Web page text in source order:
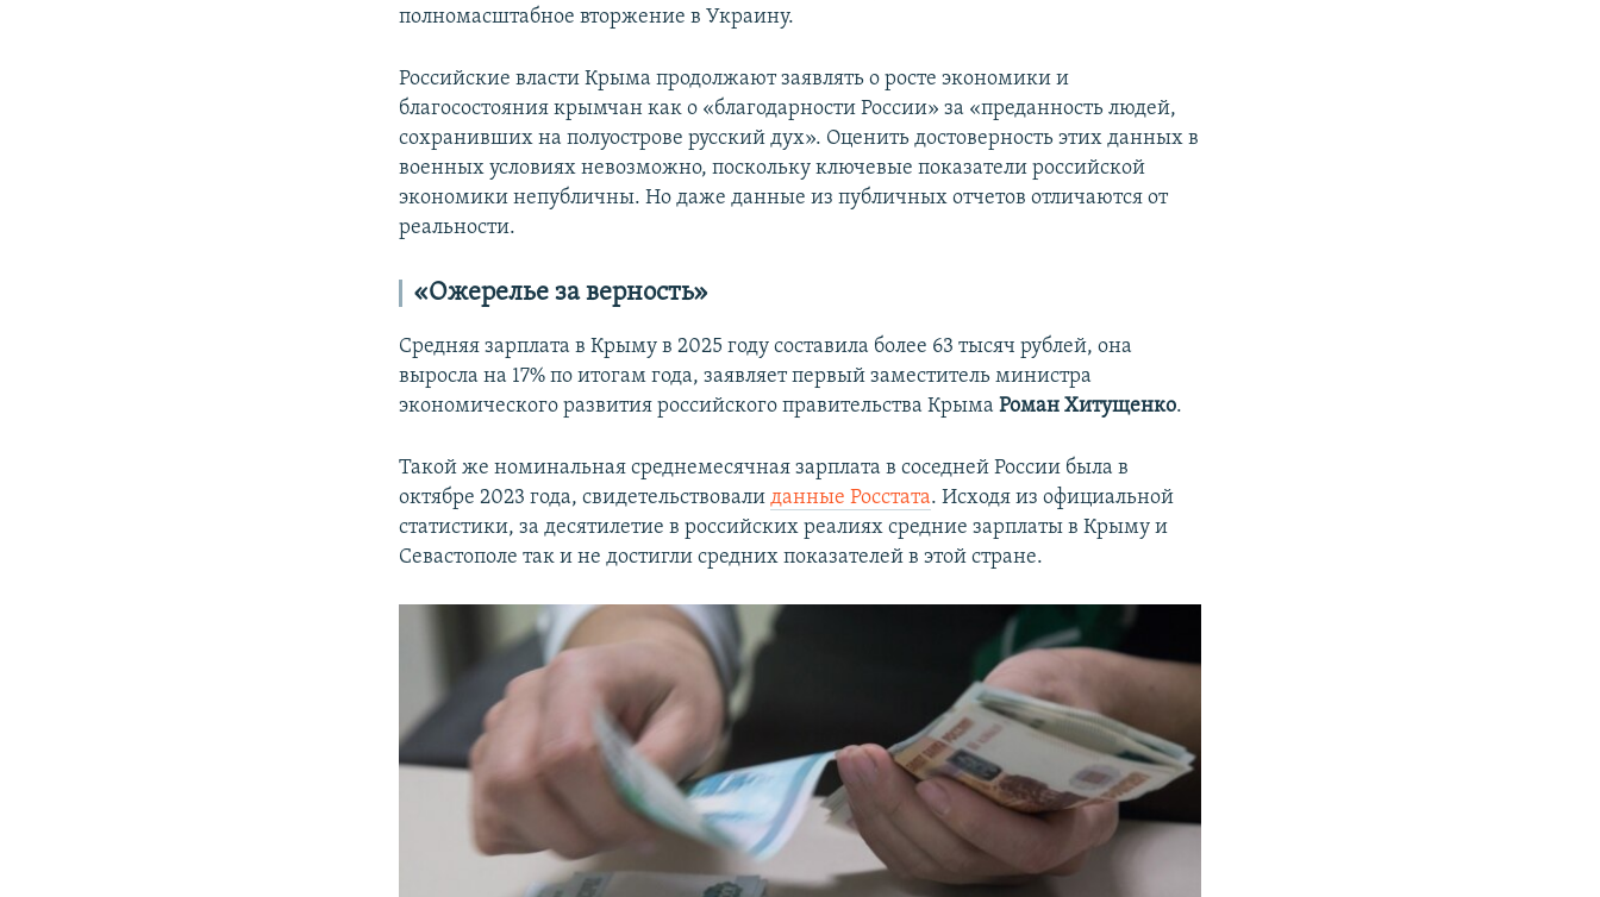
полномасштабное вторжение в Украину.
Российские власти Крыма продолжают заявлять о росте экономики и
благосостояния крымчан как о «благодарности России» за «преданность людей,
сохранивших на полуострове русский дух». Оценить достоверность этих данных в
военных условиях невозможно, поскольку ключевые показатели российской
экономики непубличны. Но даже данные из публичных отчетов отличаются от
реальности.
«Ожерелье за верность»
Средняя зарплата в Крыму в 2025 году составила более 63 тысяч рублей, она
выросла на 17% по итогам года, заявляет первый заместитель министра
экономического развития российского правительства КрымаРоман Хитущенко.
Такой же номинальная среднемесячная зарплата в соседней России была в
октябре 2023 года, свидетельствовалиданные Росстата. Исходя из официальной
статистики, за десятилетие в российских реалиях средние зарплаты в Крыму и
Севастополе так и не достигли средних показателей в этой стране.